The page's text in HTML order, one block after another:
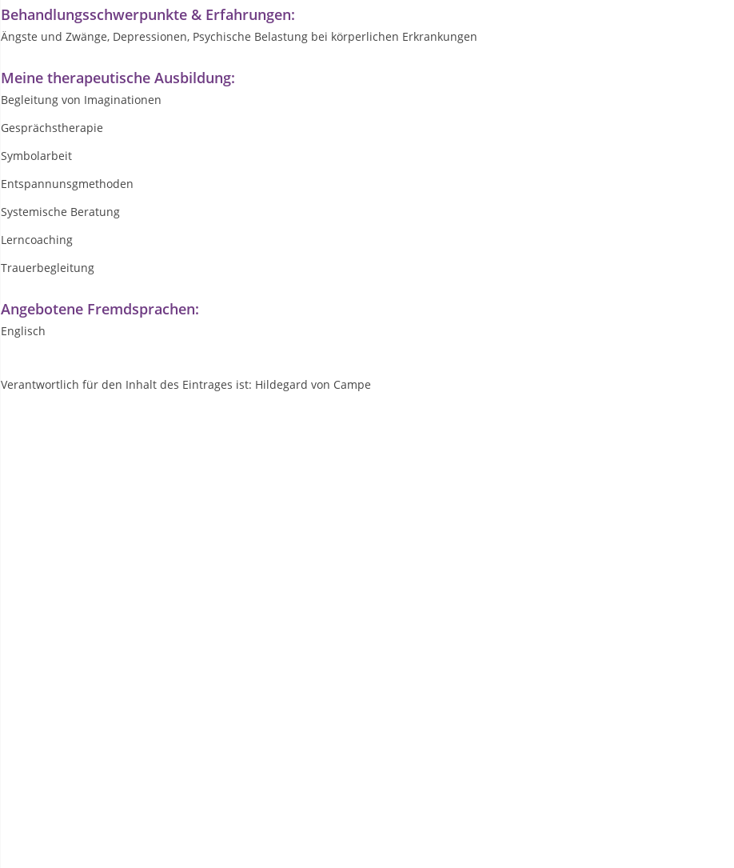
Behandlungsschwerpunkte & Erfahrungen:
Ängste und Zwänge, Depressionen, Psychische Belastung bei körperlichen Erkrankungen
Meine therapeutische Ausbildung:
Begleitung von Imaginationen
Gesprächstherapie
Symbolarbeit
Entspannunsgmethoden
Systemische Beratung
Lerncoaching
Trauerbegleitung
Angebotene Fremdsprachen:
Englisch
Verantwortlich für den Inhalt des Eintrages ist: Hildegard von Campe